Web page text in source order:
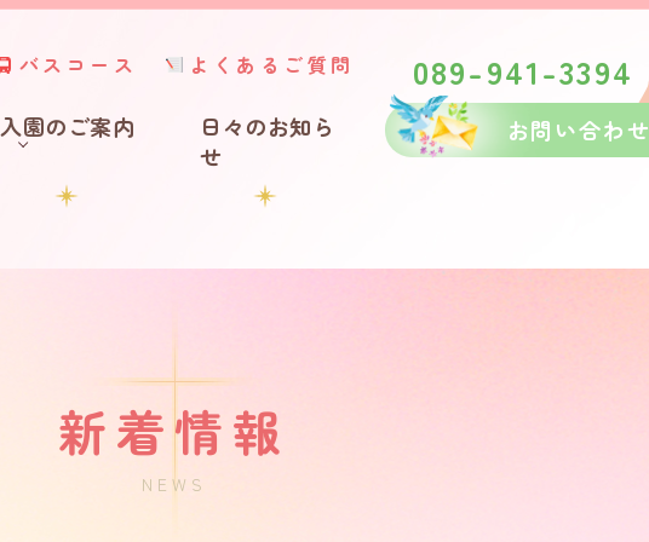
バスコース よくあるご質問
入園のご案内
日々のお知ら
せ
089-941-3394
お問い合わせ
新着情報
NEWS